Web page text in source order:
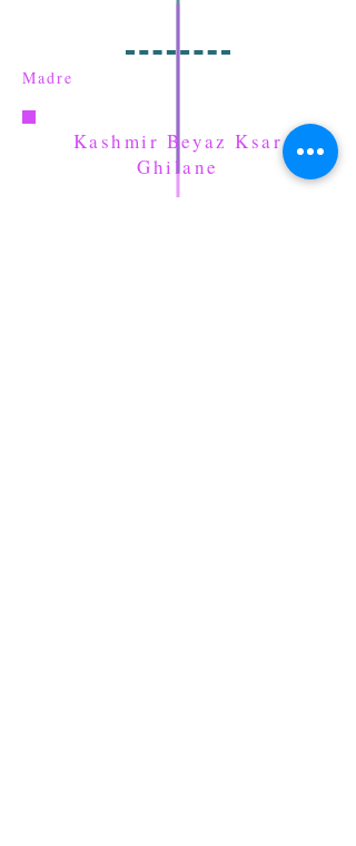
Madre
Kashmir Beyaz Ksar
Ghilane